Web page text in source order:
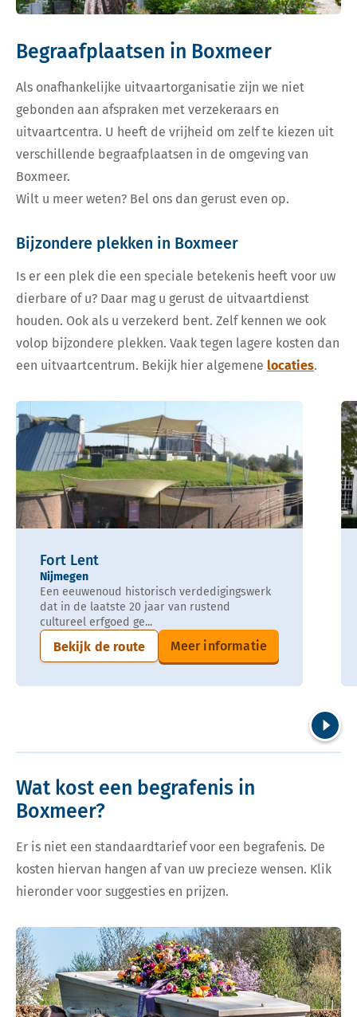
Begraafplaatsen in Boxmeer
Als onafhankelijke uitvaartorganisatie zijn we niet
gebonden aan afspraken met verzekeraars en
uitvaartcentra. U heeft de vrijheid om zelf te kiezen uit
verschillende begraafplaatsen in de omgeving van
Boxmeer.
Wilt u meer weten? Bel ons dan gerust even op.
Bijzondere plekken in Boxmeer
Is er een plek die een speciale betekenis heeft voor uw
dierbare of u? Daar mag u gerust de uitvaartdienst
houden. Ook als u verzekerd bent. Zelf kennen we ook
volop bijzondere plekken. Vaak tegen lagere kosten dan
een uitvaartcentrum. Bekijk hier algemene locaties.
Fort Lent
Nijmegen
Een eeuwenoud historisch verdedigingswerk
dat in de laatste 20 jaar van rustend
cultureel erfgoed ge...
Bekijk de route Meer informatie
Wat kost een begrafenis in
Boxmeer?
Er is niet een standaardtarief voor een begrafenis. De
kosten hiervan hangen af van uw precieze wensen. Klik
hieronder voor suggesties en prijzen.
Bekijk tarieven voor begrafenis